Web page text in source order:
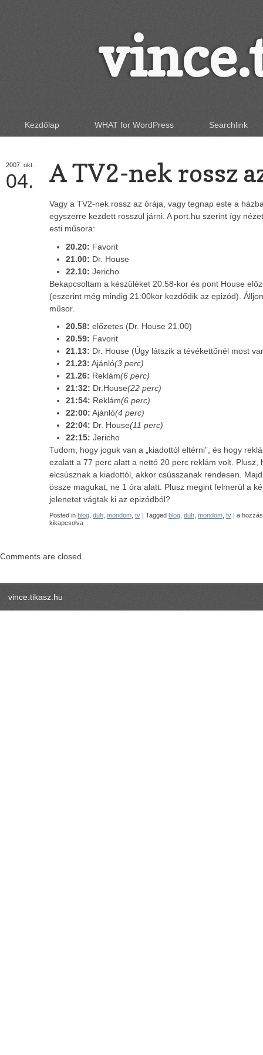
Kezdőlap WHAT for WordPress Searchlink
A TV2-nek rossz
2007. okt.
04.
Vagy a TV2-nek rossz az órája, vagy tegnap este a
egyszerre kezdett rosszul járni. A port.hu szerint így
esti műsora:
20.20: Favorit
21.00: Dr. House
22.10: Jericho
Bekapcsoltam a készüléket 20:58-kor és pont House
(eszerint még mindig 21:00kor kezdődik az epizód).
műsor.
20.58: előzetes (Dr. House 21.00)
20.59: Favorit
21.13: Dr. House (Úgy látszik a tévékettőnél most
21.23: Ajánló(3 perc)
21.26: Reklám(6 perc)
21:32: Dr.House(22 perc)
21:54: Reklám(6 perc)
22:00: Ajánló(4 perc)
22:04: Dr. House(11 perc)
22:15: Jericho
Tudom, hogy joguk van a „kiadottól eltérni”, és hogy
ezalatt a 77 perc alatt a nettó 20 perc reklám volt. Plusz,
elcsúsznak a kiadottól, akkor csússzanak rendesen.
össze magukat, ne 1 óra alatt. Plusz megint felmerül a
jelenetet vágtak ki az epizódból?
Posted in blog düh mondom tv | Tagged blog düh mondom tv | A
a
kikapcsolva
Comments are closed.
vince.tikasz.hu